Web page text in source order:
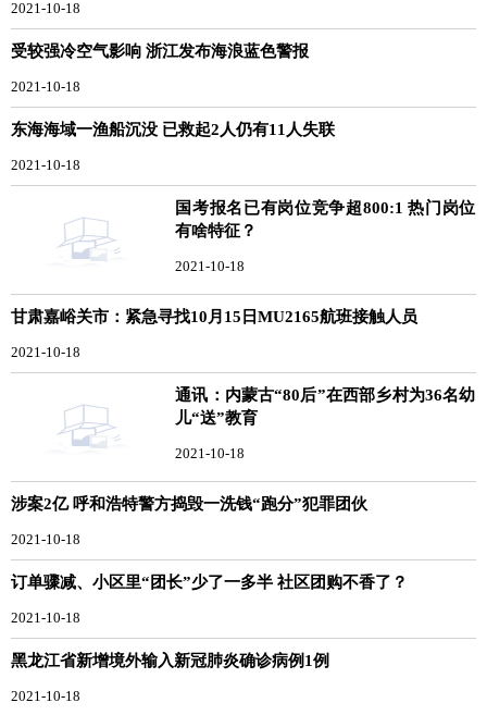
2021-10-18
受较强冷空气影响 浙江发布海浪蓝色警报
2021-10-18
东海海域一渔船沉没 已救起2人仍有11人失联
2021-10-18
国考报名已有岗位竞争超800:1 热门岗位
有啥特征？
2021-10-18
甘肃嘉峪关市：紧急寻找10月15日MU2165航班接触人员
2021-10-18
通讯：内蒙古“80后”在西部乡村为36名幼
儿“送”教育
2021-10-18
涉案2亿 呼和浩特警方捣毁一洗钱“跑分”犯罪团伙
2021-10-18
订单骤减、小区里“团长”少了一多半 社区团购不香了？
2021-10-18
黑龙江省新增境外输入新冠肺炎确诊病例1例
2021-10-18